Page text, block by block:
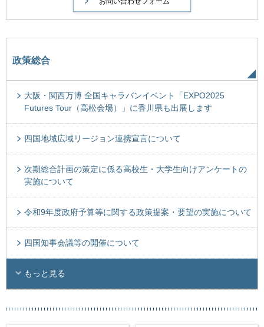
政策総合
大阪・関西万博 全国キャラバンイベント「EXPO2025
Futures Tour（高松会場）」に香川県も出展します
四国地域広域リージョン連携宣言について
次期総合計画の策定に係る高校生・大学生向けアンケートの
実施について
令和9年度政府予算等に関する政策提案・要望の実施について
四国知事会議等の開催について
もっと見る